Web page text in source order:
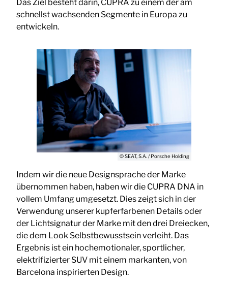
Das Ziel besteht darin, CUPRA zu einem der am
schnellst wachsenden Segmente in Europa zu
entwickeln.
© SEAT, S.A. / Porsche Holding
Indem wir die neue Designsprache der Marke
übernommen haben, haben wir die CUPRA DNA in
vollem Umfang umgesetzt. Dies zeigt sich in der
Verwendung unserer kupferfarbenen Details oder
der Lichtsignatur der Marke mit den drei Dreiecken,
die dem Look Selbstbewusstsein verleiht. Das
Ergebnis ist ein hochemotionaler, sportlicher,
elektrifizierter SUV mit einem markanten, von
Barcelona inspirierten Design.